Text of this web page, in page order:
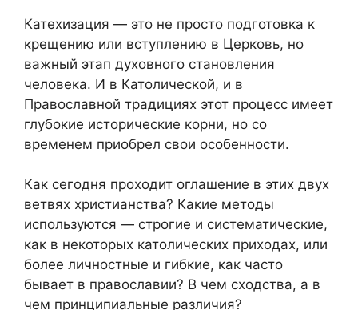
Катехизация — это не просто подготовка к
крещению или вступлению в Церковь, но
важный этап духовного становления
человека. И в Католической, и в
Православной традициях этот процесс имеет
глубокие исторические корни, но со
временем приобрел свои особенности.
Как сегодня проходит оглашение в этих двух
ветвях христианства? Какие методы
используются — строгие и систематические,
как в некоторых католических приходах, или
более личностные и гибкие, как часто
бывает в православии? В чем сходства, а в
чем принципиальные различия?